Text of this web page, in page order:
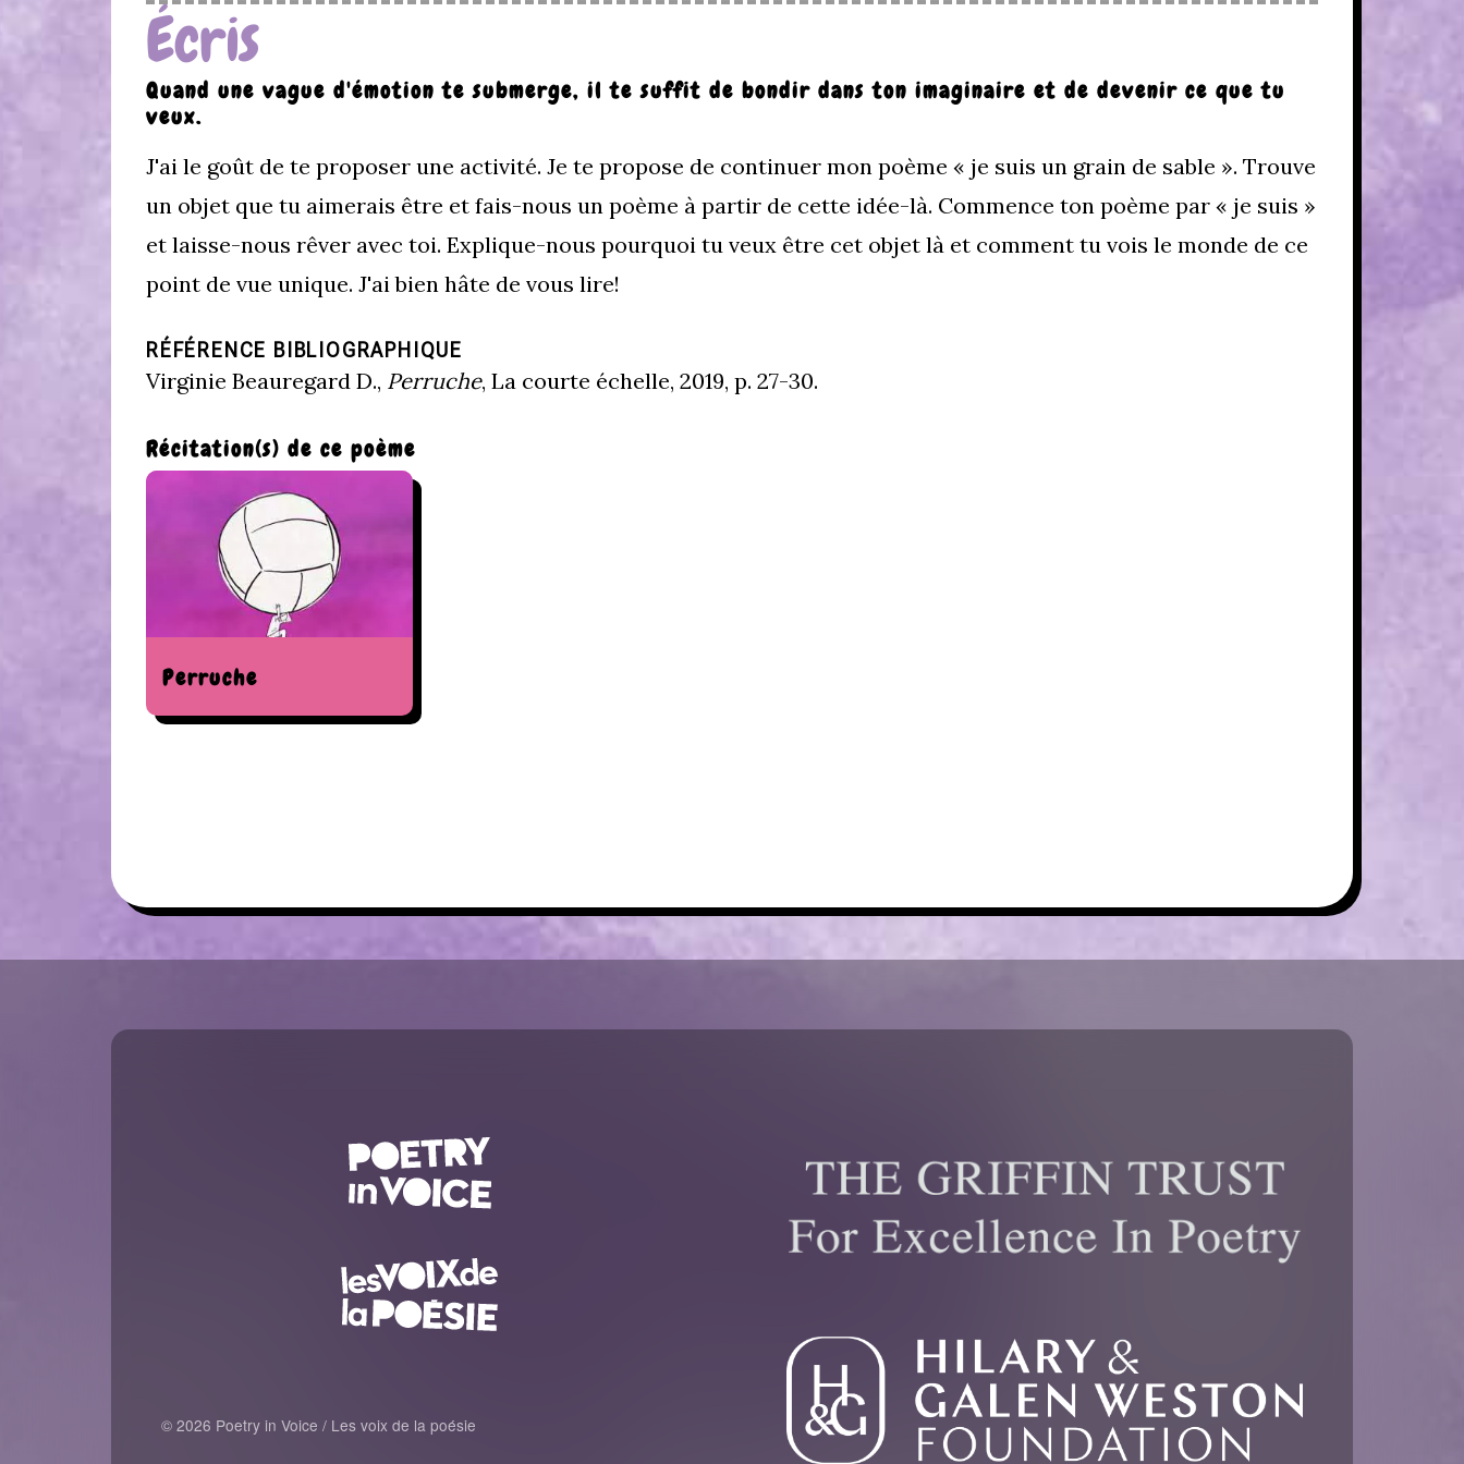
Écris
Quand une vague d'émotion te submerge, il te suffit de bondir dans ton imaginaire et de devenir ce que tu
veux.
J'ai le goût de te proposer une activité. Je te propose de continuer mon poème « je suis un grain de sable ». Trouve
un objet que tu aimerais être et fais-nous un poème à partir de cette idée-là. Commence ton poème par « je suis »
et laisse-nous rêver avec toi. Explique-nous pourquoi tu veux être cet objet là et comment tu vois le monde de ce
point de vue unique. J'ai bien hâte de vous lire!
RÉFÉRENCE BIBLIOGRAPHIQUE
Virginie Beauregard D., Perruche, La courte échelle, 2019, p. 27-30.
Récitation(s) de ce poème
Perruche
© 2026 Poetry in Voice / Les voix de la poésie